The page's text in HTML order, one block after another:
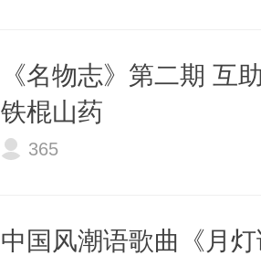
《名物志》第二期 互
铁棍山药
365
中国风潮语歌曲《月